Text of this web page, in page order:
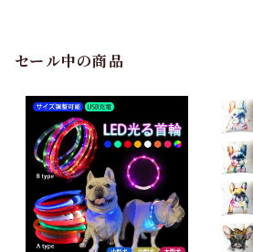
イズ ロング丈 インナー J-883
セール中の商品